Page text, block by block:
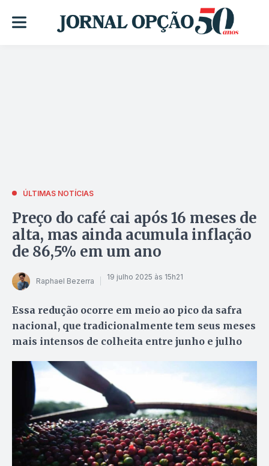
ÚLTIMAS NOTÍCIAS
Preço do café cai após 16 meses de
alta, mas ainda acumula inflação
de 86,5% em um ano
Raphael Bezerra 19 julho 2025 às 15h21
Essa redução ocorre em meio ao pico da safra
nacional, que tradicionalmente tem seus meses
mais intensos de colheita entre junho e julho